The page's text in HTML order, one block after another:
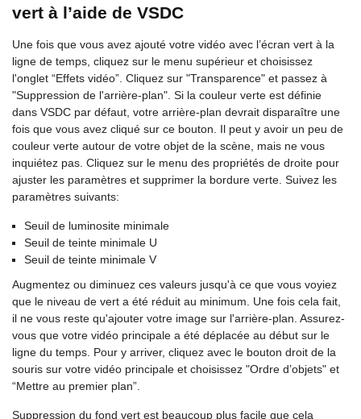
vert à l’aide de VSDC
Une fois que vous avez ajouté votre vidéo avec l’écran vert à la
ligne de temps, cliquez sur le menu supérieur et choisissez
l'onglet “Effets vidéo”. Cliquez sur "Transparence" et passez à
"Suppression de l'arrière-plan". Si la couleur verte est définie
dans VSDC par défaut, votre arrière-plan devrait disparaître une
fois que vous avez cliqué sur ce bouton. Il peut y avoir un peu de
couleur verte autour de votre objet de la scène, mais ne vous
inquiétez pas. Cliquez sur le menu des propriétés de droite pour
ajuster les paramètres et supprimer la bordure verte. Suivez les
paramètres suivants:
Seuil de luminosite minimale
Seuil de teinte minimale U
Seuil de teinte minimale V
Augmentez ou diminuez ces valeurs jusqu'à ce que vous voyiez
que le niveau de vert a été réduit au minimum. Une fois cela fait,
il ne vous reste qu'ajouter votre image sur l'arrière-plan. Assurez-
vous que votre vidéo principale a été déplacée au début sur le
ligne du temps. Pour y arriver, cliquez avec le bouton droit de la
souris sur votre vidéo principale et choisissez "Ordre d’objets" et
“Mettre au premier plan”.
Suppression du fond vert est beaucoup plus facile que cela